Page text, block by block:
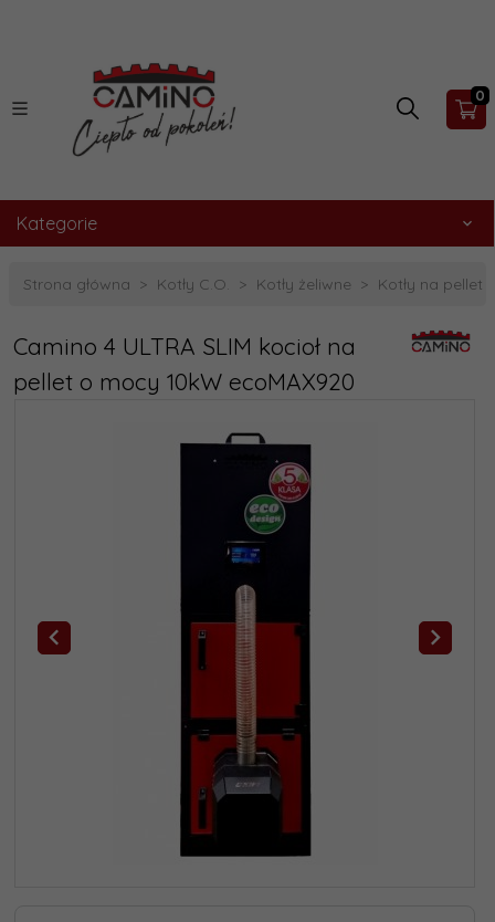
0
Kategorie
Strona główna Kotły C.O. Kotły żeliwne Kotły na pellet
Camino 4 ULTRA SLIM kocioł na
pellet o mocy 10kW ecoMAX920